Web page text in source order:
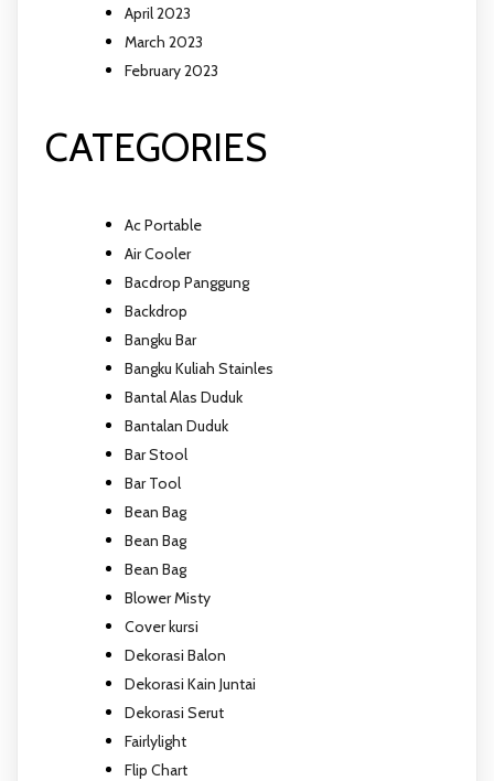
April 2023
March 2023
February 2023
CATEGORIES
Ac Portable
Air Cooler
Bacdrop Panggung
Backdrop
Bangku Bar
Bangku Kuliah Stainles
Bantal Alas Duduk
Bantalan Duduk
Bar Stool
Bar Tool
Bean Bag
Bean Bag
Bean Bag
Blower Misty
Cover kursi
Dekorasi Balon
Dekorasi Kain Juntai
Dekorasi Serut
Fairlylight
Flip Chart